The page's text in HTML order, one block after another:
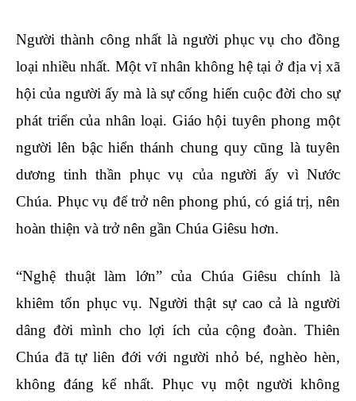
Người thành công nhất là người phục vụ cho đồng
loại nhiều nhất. Một vĩ nhân không hệ tại ở địa vị xã
hội của người ấy mà là sự cống hiến cuộc đời cho sự
phát triển của nhân loại. Giáo hội tuyên phong một
người lên bậc hiển thánh chung quy cũng là tuyên
dương tinh thần phục vụ của người ấy vì Nước
Chúa. Phục vụ để trở nên phong phú, có giá trị, nên
hoàn thiện và trở nên gần Chúa Giêsu hơn.
“Nghệ thuật làm lớn” của Chúa Giêsu chính là
khiêm tốn phục vụ. Người thật sự cao cả là người
dâng đời mình cho lợi ích của cộng đoàn. Thiên
Chúa đã tự liên đới với người nhỏ bé, nghèo hèn,
không đáng kể nhất. Phục vụ một người không